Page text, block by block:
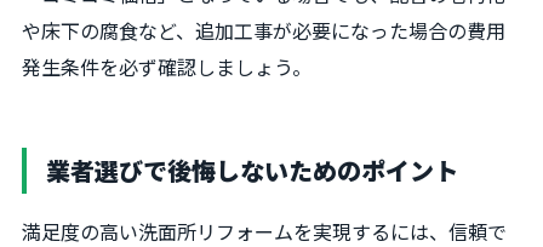
や床下の腐食など、追加工事が必要になった場合の費用
発生条件を必ず確認しましょう。
業者選びで後悔しないためのポイント
満足度の高い洗面所リフォームを実現するには、信頼で